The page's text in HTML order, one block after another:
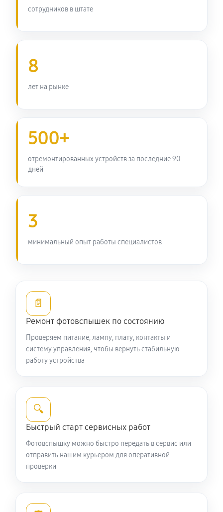
сотрудников в штате
8
лет на рынке
500+
отремонтированных устройств за последние 90
дней
3
минимальный опыт работы специалистов
📄
Ремонт фотовспышек по состоянию
Проверяем питание, лампу, плату, контакты и
систему управления, чтобы вернуть стабильную
работу устройства
🔍
Быстрый старт сервисных работ
Фотовспышку можно быстро передать в сервис или
отправить нашим курьером для оперативной
проверки